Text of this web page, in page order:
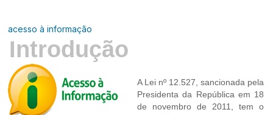
acesso à informação
Introdução
A Lei nº 12.527, sancionada pela
Presidenta da República em 18
de novembro de 2011, tem o